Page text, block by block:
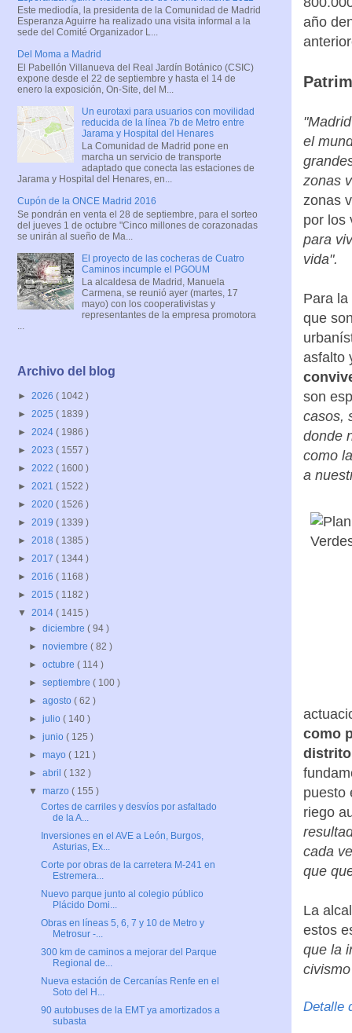
año
el
zonas
zonas
por los
para
vida".
Para
que
asfalto
son
casos,
donde
como
a
como
distrito
puesto
riego
cada
que
La
estos
que la
Detalle
Este mediodía, la presidenta de la Comunidad de Madrid
Esperanza Aguirre ha realizado una visita informal a la
sede del Comité Organizador L...
Del Moma a Madrid
El Pabellón Villanueva del Real Jardín Botánico (CSIC)
expone desde el 22 de septiembre y hasta el 14 de
enero la exposición, On-Site, del M...
Un eurotaxi para usuarios con movilidad
reducida de la línea 7b de Metro entre
Jarama y Hospital del Henares
La Comunidad de Madrid pone en
marcha un servicio de transporte
adaptado que conecta las estaciones de
Jarama y Hospital del Henares, en...
Cupón de la ONCE Madrid 2016
Se pondrán en venta el 28 de septiembre, para el sorteo
del jueves 1 de octubre "Cinco millones de corazonadas
se unirán al sueño de Ma...
El proyecto de las cocheras de Cuatro
Caminos incumple el PGOUM
La alcaldesa de Madrid, Manuela
Carmena, se reunió ayer (martes, 17
mayo) con los cooperativistas y
representantes de la empresa promotora
...
Archivo del blog
► 2026 ( 1042 )
► 2025 ( 1839 )
► 2024 ( 1986 )
► 2023 ( 1557 )
► 2022 ( 1600 )
► 2021 ( 1522 )
► 2020 ( 1526 )
► 2019 ( 1339 )
► 2018 ( 1385 )
► 2017 ( 1344 )
► 2016 ( 1168 )
► 2015 ( 1182 )
▼ 2014 ( 1415 )
►diciembre( 94 )
►noviembre( 82 )
►octubre( 114 )
►septiembre( 100 )
►agosto( 62 )
►julio( 140 )
►junio( 125 )
►mayo( 121 )
►abril( 132 )
▼marzo( 155 )
Cortes de carriles y desvíos por asfaltado
de la A...
Inversiones en el AVE a León, Burgos,
Asturias, Ex...
Corte por obras de la carretera M-241 en
Estremera...
Nuevo parque junto al colegio público
Plácido Domi...
Obras en líneas 5, 6, 7 y 10 de Metro y
Metrosur -...
300 km de caminos a mejorar del Parque
Regional de...
Nueva estación de Cercanías Renfe en el
Soto del H...
90 autobuses de la EMT ya amortizados a
subasta